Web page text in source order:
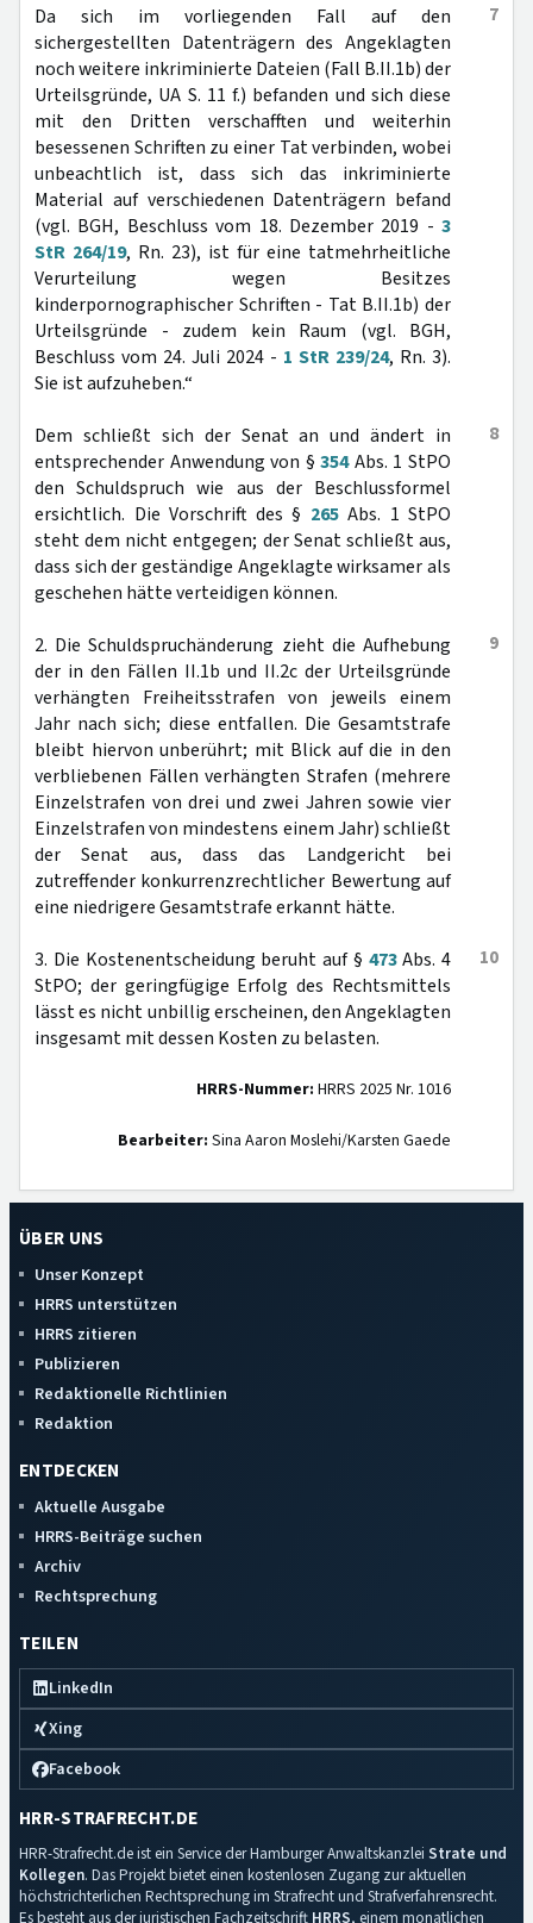
7
Da sich im vorliegenden Fall auf den
sichergestellten Datenträgern des Angeklagten
noch weitere inkriminierte Dateien (Fall B.II.1b) der
Urteilsgründe, UA S. 11 f.) befanden und sich diese
mit den Dritten verschafften und weiterhin
besessenen Schriften zu einer Tat verbinden, wobei
unbeachtlich ist, dass sich das inkriminierte
Material auf verschiedenen Datenträgern befand
(vgl. BGH, Beschluss vom 18. Dezember 2019 - 3
StR 264/19, Rn. 23), ist für eine tatmehrheitliche
Verurteilung wegen Besitzes
kinderpornographischer Schriften - Tat B.II.1b) der
Urteilsgründe - zudem kein Raum (vgl. BGH,
Beschluss vom 24. Juli 2024 - 1 StR 239/24, Rn. 3).
Sie ist aufzuheben.“
8
Dem schließt sich der Senat an und ändert in
entsprechender Anwendung von §354Abs. 1 StPO
den Schuldspruch wie aus der Beschlussformel
ersichtlich. Die Vorschrift des § 265Abs. 1 StPO
steht dem nicht entgegen; der Senat schließt aus,
dass sich der geständige Angeklagte wirksamer als
geschehen hätte verteidigen können.
9
2. Die Schuldspruchänderung zieht die Aufhebung
der in den Fällen II.1b und II.2c der Urteilsgründe
verhängten Freiheitsstrafen von jeweils einem
Jahr nach sich; diese entfallen. Die Gesamtstrafe
bleibt hiervon unberührt; mit Blick auf die in den
verbliebenen Fällen verhängten Strafen (mehrere
Einzelstrafen von drei und zwei Jahren sowie vier
Einzelstrafen von mindestens einem Jahr) schließt
der Senat aus, dass das Landgericht bei
zutreffender konkurrenzrechtlicher Bewertung auf
eine niedrigere Gesamtstrafe erkannt hätte.
10
3. Die Kostenentscheidung beruht auf § 473Abs. 4
StPO; der geringfügige Erfolg des Rechtsmittels
lässt es nicht unbillig erscheinen, den Angeklagten
insgesamt mit dessen Kosten zu belasten.
HRRS-Nummer: HRRS 2025 Nr. 1016
Bearbeiter: Sina Aaron Moslehi/Karsten Gaede
ÜBER UNS
Unser Konzept
HRRS unterstützen
HRRS zitieren
Publizieren
Redaktionelle Richtlinien
Redaktion
ENTDECKEN
Aktuelle Ausgabe
HRRS-Beiträge suchen
Archiv
Rechtsprechung
TEILEN
LinkedIn
Xing
Facebook
HRR-STRAFRECHT.DE
HRR-Strafrecht.de ist ein Service der Hamburger Anwaltskanzlei Strate und
Kollegen. Das Projekt bietet einen kostenlosen Zugang zur aktuellen
höchstrichterlichen Rechtsprechung im Strafrecht und Strafverfahrensrecht.
Es besteht aus der juristischen Fachzeitschrift HRRS, einem monatlichen